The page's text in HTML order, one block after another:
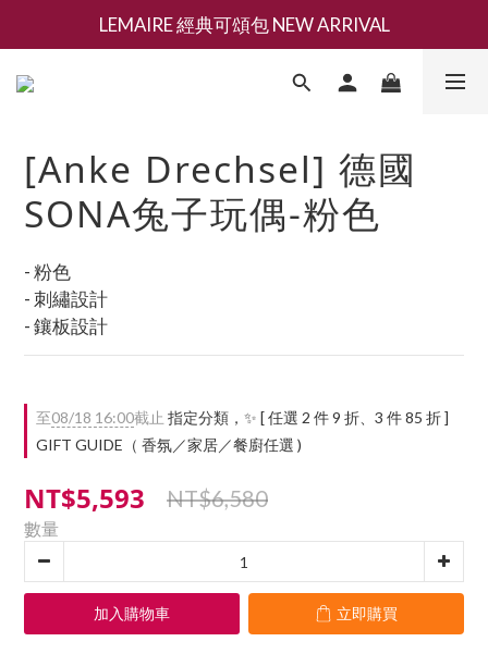
新會員募集現領抵用千元購物金
LEMAIRE 經典可頌包 NEW ARRIVAL
香氛 / 家居 / 餐廚 [ 全館折上兩件9折，三件享85折 】
[Anke Drechsel] 德國
SONA兔子玩偶-粉色
- 粉色
- 刺繡設計
- 鑲板設計
至08/18 16:00截止 指定分類，✨ [ 任選 2 件 9 折、3 件 85 折 ]
GIFT GUIDE（ 香氛／家居／餐廚任選 )
NT$5,593 NT$6,580
數量
加入購物車 立即購買